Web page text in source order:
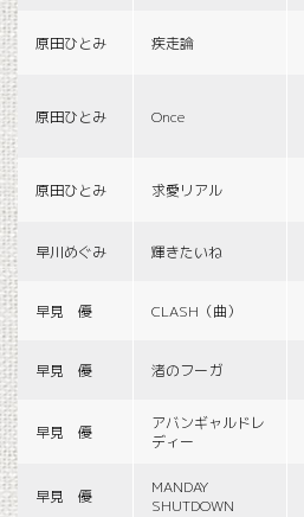
原田ひとみ 疾走論
原田ひとみ Once
原田ひとみ 求愛リアル
早川めぐみ 輝きたいね
早見 優 CLASH（曲）
早見 優 渚のフーガ
早見 優
アバンギャルドレ
ディー
早見 優
MANDAY
SHUTDOWN